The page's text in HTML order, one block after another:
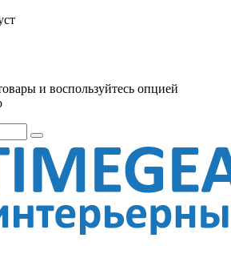
и воспользуйтесь опцией